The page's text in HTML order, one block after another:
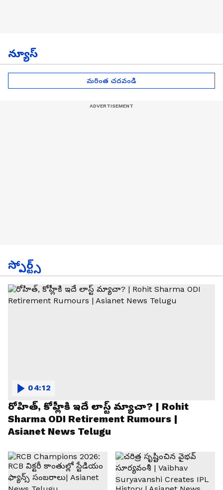
న్యూస్
మరింత చదవండి
స్పోర్ట్స్
రోహిత్, కోహ్లీకి ఇదే లాస్ట్ మ్యాచా? | Rohit
Sharma ODI Retirement Rumours |
Asianet News Telugu
04:12